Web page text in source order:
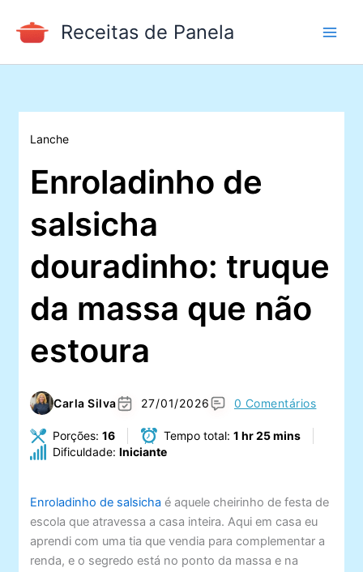
para
conteúdo
Receitas de Panela
Lanche
Enroladinho de
salsicha
douradinho: truque
da massa que não
estoura
Carla Silva 27/01/2026 0 Comentários
Porções:16 Tempo total:1 hr 25 mins
Dificuldade:Iniciante
Enroladinho de salsicha é aquele cheirinho de festa de
escola que atravessa a casa inteira. Aqui em casa eu
aprendi com uma tia que vendia para complementar a
renda, e o segredo está no ponto da massa e na